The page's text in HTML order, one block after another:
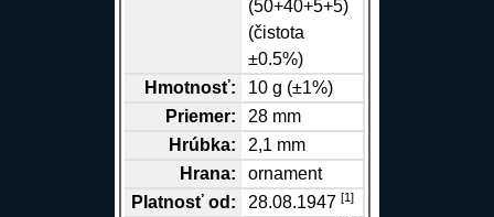
(50+40+5+5)
(čistota
±0.5%)
Hmotnosť:
10 g (±1%)
Priemer:
28 mm
Hrúbka:
2,1 mm
Hrana:
ornament
Platnosť od:
28.08.1947[1]